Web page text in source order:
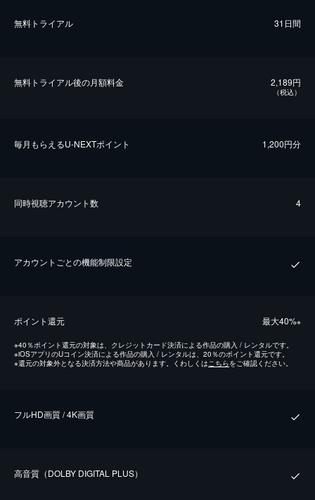
無料トライアル 31日間
無料トライアル後の⽉額料金 2,189円
（税込）
毎⽉もらえるU-NEXTポイント 1,200円分
同時視聴アカウント数 4
アカウントごとの機能制限設定
ポイント還元 最⼤40%※
※40％ポイント還元の対象は、クレジットカード決済による作品の購入 / レンタルです。
※iOSアプリのUコイン決済による作品の購入 / レンタルは、20％のポイント還元です。
※還元の対象外となる決済方法や商品があります。くわしくはこちらをご確認ください。
フルHD画質 / 4K画質
⾼⾳質（DOLBY DIGITAL PLUS）